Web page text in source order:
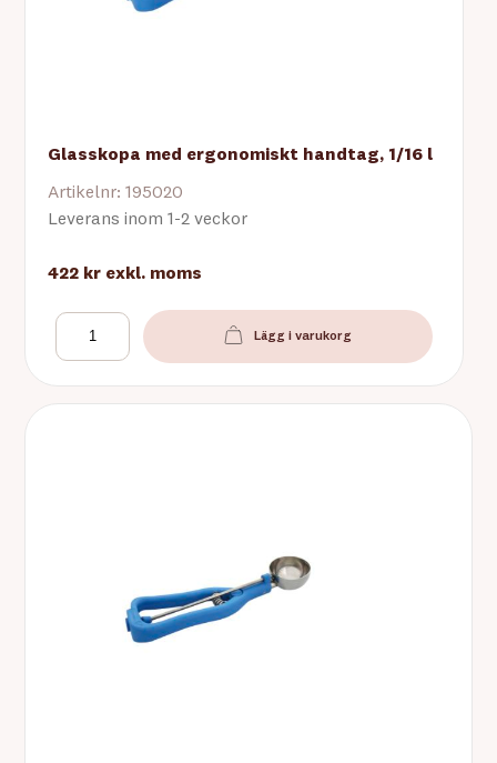
Glasskopa med ergonomiskt handtag, 1/16 l
Artikelnr: 195020
Leverans inom 1-2 veckor
422 kr exkl. moms
Lägg i varukorg